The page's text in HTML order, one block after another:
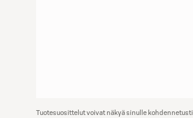
Tuotesuosittelut voivat näkyä sinulle kohdennetusti